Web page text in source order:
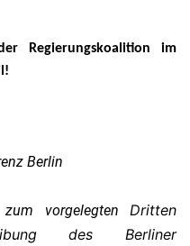
Regierungskoalition im
Berlin
vorgelegten Dritten
des Berliner